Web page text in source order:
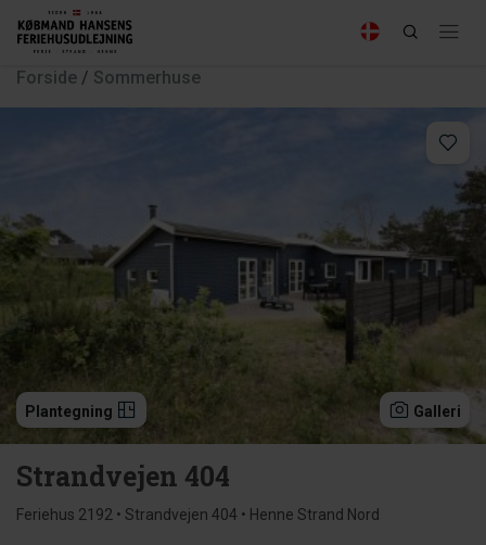
Forside / Sommerhuse
Plantegning Galleri
Strandvejen 404
Feriehus 2192 • Strandvejen 404 • Henne Strand Nord